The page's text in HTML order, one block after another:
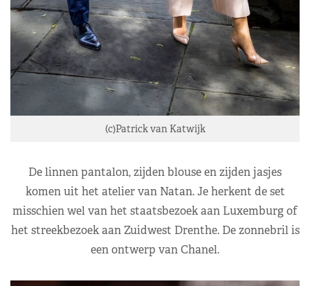
(c)Patrick van Katwijk
De linnen pantalon, zijden blouse en zijden jasjes
komen uit het atelier van Natan. Je herkent de set
misschien wel van het staatsbezoek aan Luxemburg of
het streekbezoek aan Zuidwest Drenthe. De zonnebril is
een ontwerp van Chanel.